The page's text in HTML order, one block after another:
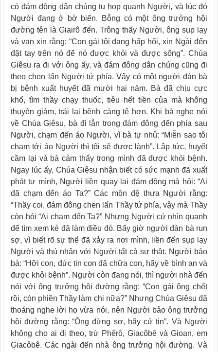
có đám đông dân chúng tụ họp quanh Người, và lúc đó
Người đang ở bờ biển. Bỗng có một ông trưởng hội
đường tên là Giairô đến. Trông thấy Người, ông sụp lạy
và van xin rằng: “Con gái tôi đang hấp hối, xin Ngài đến
đặt tay trên nó để nó được khỏi và được sống”. Chúa
Giêsu ra đi với ông ấy, và đám đông dân chúng cũng đi
theo chen lấn Người tứ phía. Vậy có một người đàn bà
bị bệnh xuất huyết đã mười hai năm. Bà đã chịu cực
khổ, tìm thầy chạy thuốc, tiêu hết tiền của mà không
thuyên giảm, trái lại bệnh càng tệ hơn. Khi bà nghe nói
về Chúa Giêsu, bà đi lẫn trong đám đông đến phía sau
Người, chạm đến áo Người, vì bà tự nhủ: “Miễn sao tôi
chạm tới áo Người thì tôi sẽ được lành”. Lập tức, huyết
cầm lại và bà cảm thấy trong mình đã được khỏi bệnh.
Ngay lúc ấy, Chúa Giêsu nhận biết có sức mạnh đã xuất
phát tự mình, Người liền quay lại đám đông mà hỏi: “Ai
đã chạm đến áo Ta?” Các môn đệ thưa Người rằng:
“Thầy coi, đám đông chen lấn Thầy tứ phía, vậy mà Thầy
còn hỏi “Ai chạm đến Ta?” Nhưng Người cứ nhìn quanh
để tìm xem kẻ đã làm điều đó. Bấy giờ người đàn bà run
sợ, vì biết rõ sự thể đã xảy ra nơi mình, liền đến sụp lạy
Người và thú nhận với Người tất cả sự thật. Người bảo
bà: “Hỡi con, đức tin con đã chữa con, hãy về bình an và
được khỏi bệnh”. Người còn đang nói, thì người nhà đến
nói với ông trưởng hội đường rằng: “Con gái ông chết
rồi, còn phiền Thầy làm chi nữa?” Nhưng Chúa Giêsu đã
thoáng nghe lời họ vừa nói, nên Người bảo ông trưởng
hội đường rằng: “Ông đừng sợ, hãy cứ tin”. Và Người
không cho ai đi theo, trừ Phêrô, Giacôbê và Gioan, em
Giacôbê. Các ngài đến nhà ông trưởng hội đường. Và